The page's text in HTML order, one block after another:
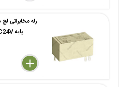
پایه Panasonic DSP1a-L2-DC24V
delete
remove
add